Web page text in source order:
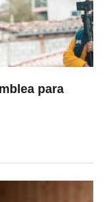
para